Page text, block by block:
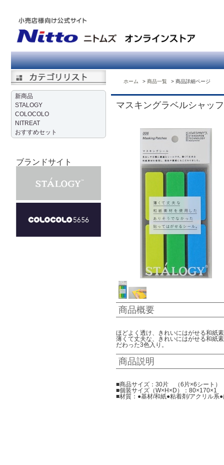
新商品
STALOGY
COLOCOLO
NITREAT
おすすめセット
ブランドサイト
ホーム 商品一覧 商品詳細ページ
マスキングラベルシャッ
商品概要
ほどよく透け、きれいにはがせる和紙
薄くて丈夫な、きれいにはがせる和紙
だわった3色入り。
商品説明
■商品サイズ：30片 （6片×6シート）
■個装サイズ（W×H×D）：80×170×1
■材質：●基材/和紙●粘着剤/アクリル系